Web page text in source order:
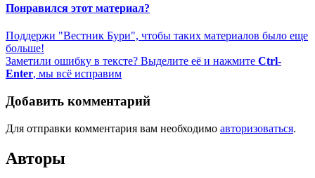
Понравился этот материал?
Поддержи "Вестник Бури", чтобы таких материалов было еще
больше!
Заметили ошибку в тексте? Выделите её и нажмите Ctrl-
Enter, мы всё исправим
Добавить комментарий
Для отправки комментария вам необходимо авторизоваться.
Авторы